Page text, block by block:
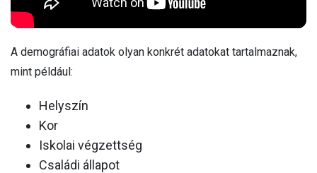
A demográfiai adatok olyan konkrét adatokat tartalmaznak,
mint például:
Helyszín
Kor
Iskolai végzettség
Családi állapot